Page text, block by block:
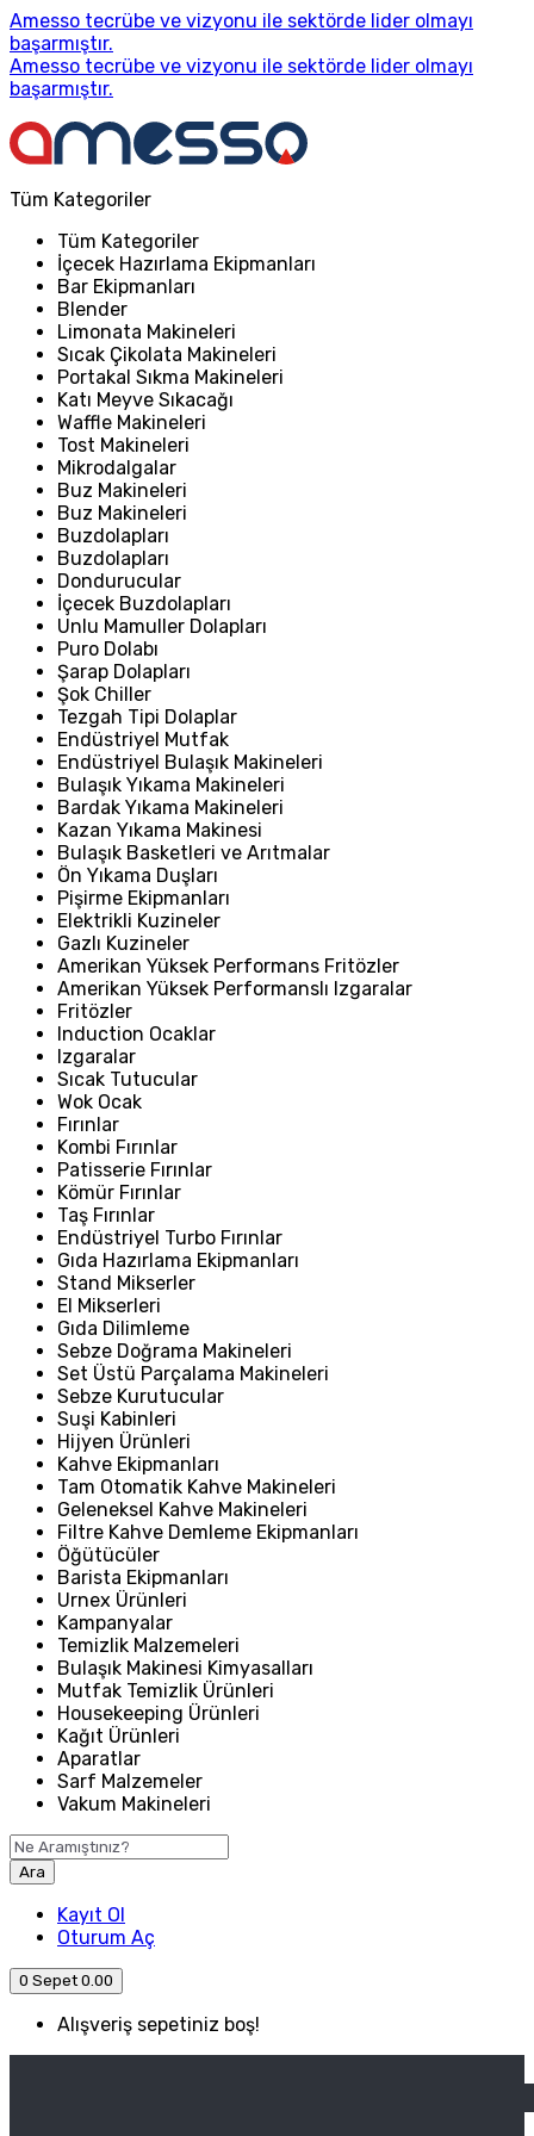
Amesso tecrübe ve vizyonu ile sektörde lider olmayı
başarmıştır.
Amesso tecrübe ve vizyonu ile sektörde lider olmayı
başarmıştır.
Tüm Kategoriler
Tüm Kategoriler
İçecek Hazırlama Ekipmanları
Bar Ekipmanları
Blender
Limonata Makineleri
Sıcak Çikolata Makineleri
Portakal Sıkma Makineleri
Katı Meyve Sıkacağı
Waffle Makineleri
Tost Makineleri
Mikrodalgalar
Buz Makineleri
Buz Makineleri
Buzdolapları
Buzdolapları
Dondurucular
İçecek Buzdolapları
Unlu Mamuller Dolapları
Puro Dolabı
Şarap Dolapları
Şok Chiller
Tezgah Tipi Dolaplar
Endüstriyel Mutfak
Endüstriyel Bulaşık Makineleri
Bulaşık Yıkama Makineleri
Bardak Yıkama Makineleri
Kazan Yıkama Makinesi
Bulaşık Basketleri ve Arıtmalar
Ön Yıkama Duşları
Pişirme Ekipmanları
Elektrikli Kuzineler
Gazlı Kuzineler
Amerikan Yüksek Performans Fritözler
Amerikan Yüksek Performanslı Izgaralar
Fritözler
Induction Ocaklar
Izgaralar
Sıcak Tutucular
Wok Ocak
Fırınlar
Kombi Fırınlar
Patisserie Fırınlar
Kömür Fırınlar
Taş Fırınlar
Endüstriyel Turbo Fırınlar
Gıda Hazırlama Ekipmanları
Stand Mikserler
El Mikserleri
Gıda Dilimleme
Sebze Doğrama Makineleri
Set Üstü Parçalama Makineleri
Sebze Kurutucular
Suşi Kabinleri
Hijyen Ürünleri
Kahve Ekipmanları
Tam Otomatik Kahve Makineleri
Geleneksel Kahve Makineleri
Filtre Kahve Demleme Ekipmanları
Öğütücüler
Barista Ekipmanları
Urnex Ürünleri
Kampanyalar
Temizlik Malzemeleri
Bulaşık Makinesi Kimyasalları
Mutfak Temizlik Ürünleri
Housekeeping Ürünleri
Kağıt Ürünleri
Aparatlar
Sarf Malzemeler
Vakum Makineleri
Ara
Kayıt Ol
Oturum Aç
0 Sepet 0.00
Alışveriş sepetiniz boş!